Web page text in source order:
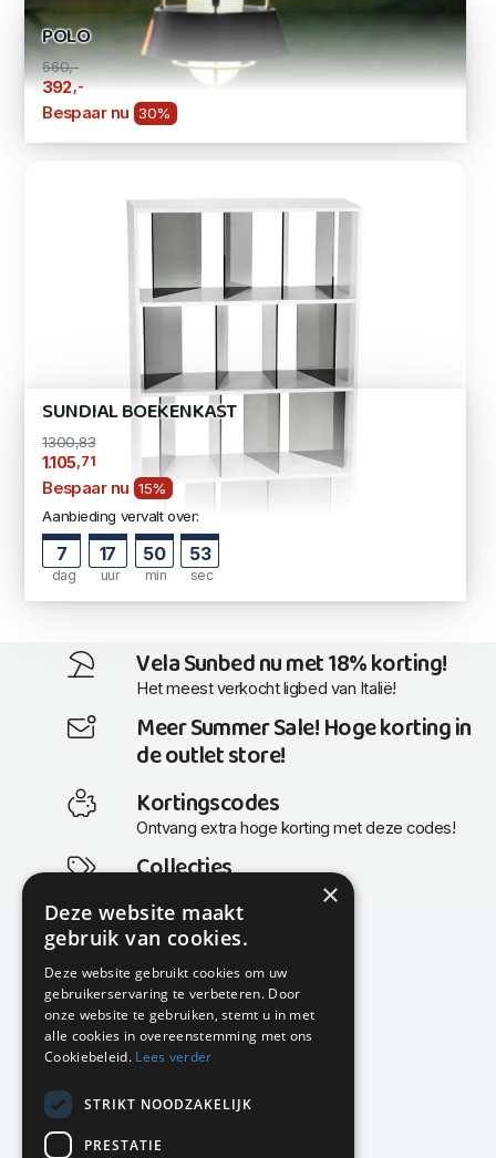
POLO
560,-
392,-
Bespaar nu 30%
SUNDIAL BOEKENKAST
1300,83
1.105 ,71
Bespaar nu 15%
Aanbieding vervalt over:
7
dag
17
uur
50
min
52
sec
Vela Sunbed nu met 18% korting!
Het meest verkocht ligbed van Italië!
Meer Summer Sale! Hoge korting in
de outlet store!
Kortingscodes
Ontvang extra hoge korting met deze codes!
Collecties
Actuele en populaire collecties
KMP Kantoormeubilair
Airport Business Park
Frankfurtstraat 29-31
1175 RH Lijnden
020-617 01 26
info@kmpkantoormeubilair.nl
×
Deze website maakt
gebruik van cookies.
Deze website gebruikt cookies om uw
gebruikerservaring te verbeteren. Door
onze website te gebruiken, stemt u in met
alle cookies in overeenstemming met ons
Cookiebeleid. Lees verder
STRIKT NOODZAKELIJK
PRESTATIE